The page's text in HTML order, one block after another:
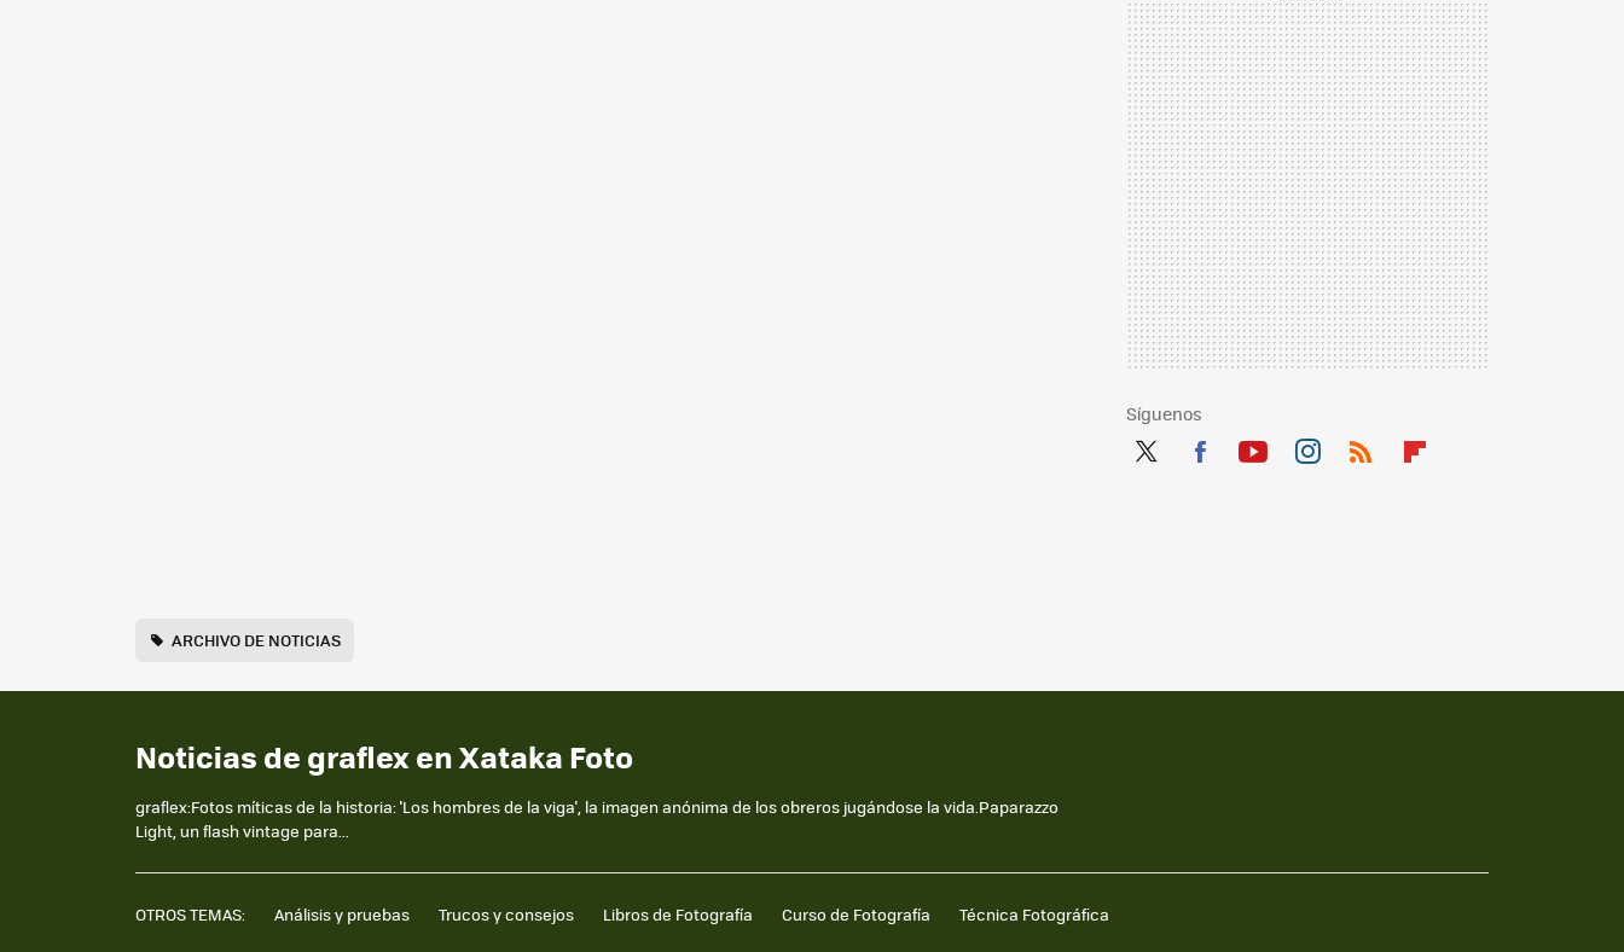
Síguenos
ARCHIVO DE NOTICIAS
Noticias de graflex en Xataka Foto
graflex:Fotos míticas de la historia: 'Los hombres de la viga', la imagen anónima de los obreros jugándose la vida.Paparazzo
Light, un flash vintage para...
OTROS TEMAS: Análisis y pruebas Trucos y consejos Libros de Fotografía Curso de Fotografía Técnica Fotográfica